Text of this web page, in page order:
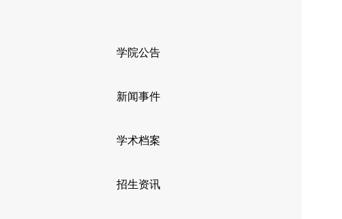
学院公告
新闻事件
学术档案
招生资讯